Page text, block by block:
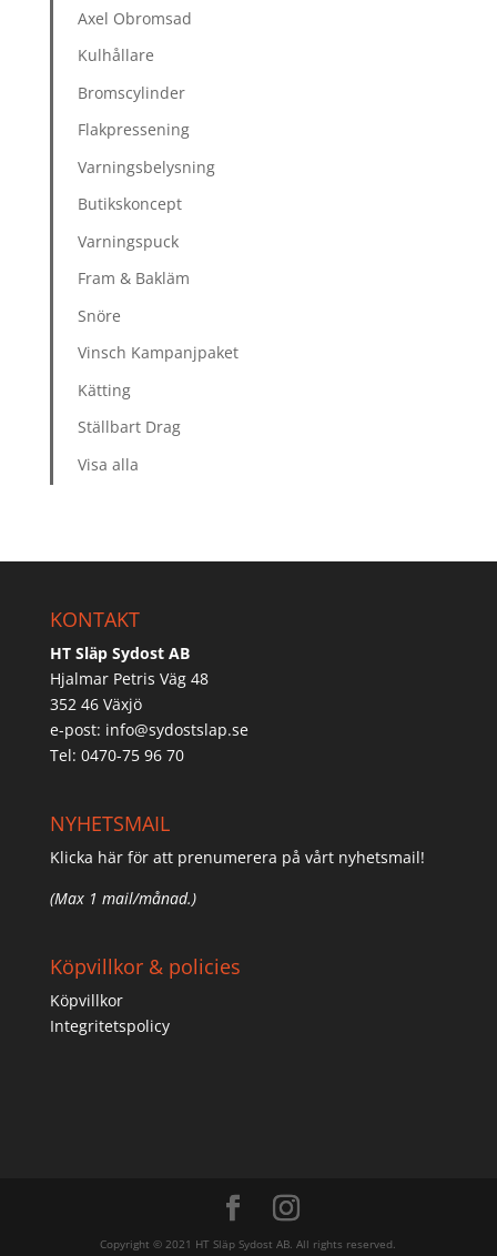
Axel Obromsad
Kulhållare
Bromscylinder
Flakpressening
Varningsbelysning
Butikskoncept
Varningspuck
Fram & Bakläm
Snöre
Vinsch Kampanjpaket
Kätting
Ställbart Drag
Visa alla
KONTAKT
HT Släp Sydost AB
Hjalmar Petris Väg 48
352 46 Växjö
e-post: info@sydostslap.se
Tel: 0470-75 96 70
NYHETSMAIL
Klicka här för att prenumerera på vårt nyhetsmail!
(Max 1 mail/månad.)
Köpvillkor & policies
Köpvillkor
Integritetspolicy
Copyright © 2021 HT Släp Sydost AB. All rights reserved.